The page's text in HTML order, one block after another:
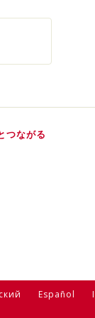
つながる
Español